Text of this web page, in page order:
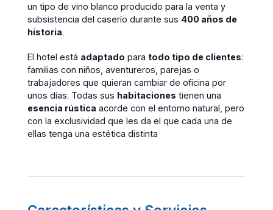
un tipo de vino blanco producido para la venta y
subsistencia del caserío durante sus 400 años de
historia.
El hotel está adaptado para todo tipo de clientes:
familias con niños, aventureros, parejas o
trabajadores que quieran cambiar de oficina por
unos días. Todas sus habitaciones tienen una
esencia rústica acorde con el entorno natural, pero
con la exclusividad que les da el que cada una de
ellas tenga una estética distinta